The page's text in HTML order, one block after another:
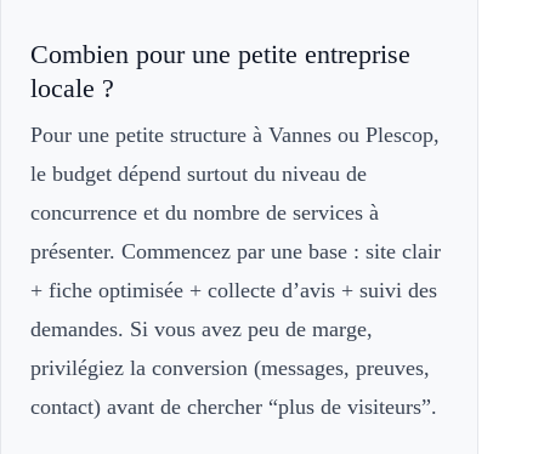
Combien pour une petite entreprise
locale ?
Pour une petite structure à Vannes ou Plescop,
le budget dépend surtout du niveau de
concurrence et du nombre de services à
présenter. Commencez par une base : site clair
+ fiche optimisée + collecte d’avis + suivi des
demandes. Si vous avez peu de marge,
privilégiez la conversion (messages, preuves,
contact) avant de chercher “plus de visiteurs”.